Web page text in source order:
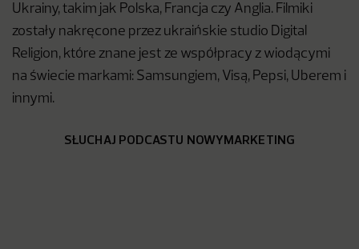
Ukrainy, takim jak Polska, Francja czy Anglia. Filmiki
zostały nakręcone przez ukraińskie studio Digital
Religion, które znane jest ze współpracy z wiodącymi
na świecie markami: Samsungiem, Visą, Pepsi, Uberem i
innymi.
SŁUCHAJ PODCASTU NOWYMARKETING